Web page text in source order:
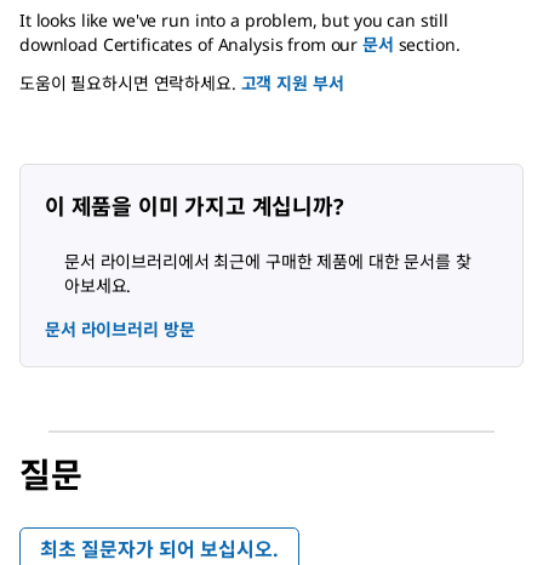
It looks like we've run into a problem, but you can still
download Certificates of Analysis from our 문서 section.
도움이 필요하시면 연락하세요. 고객 지원 부서
이 제품을 이미 가지고 계십니까?
문서 라이브러리에서 최근에 구매한 제품에 대한 문서를 찾
아보세요.
문서 라이브러리 방문
질문
최초 질문자가 되어 보십시오.